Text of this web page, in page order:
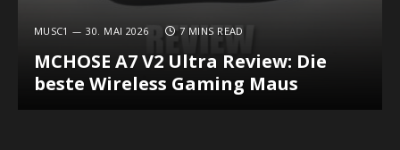
MUSC1 30. MAI 2026 7 MINS READ
MCHOSE A7 V2 Ultra Review: Die
beste Wireless Gaming Maus